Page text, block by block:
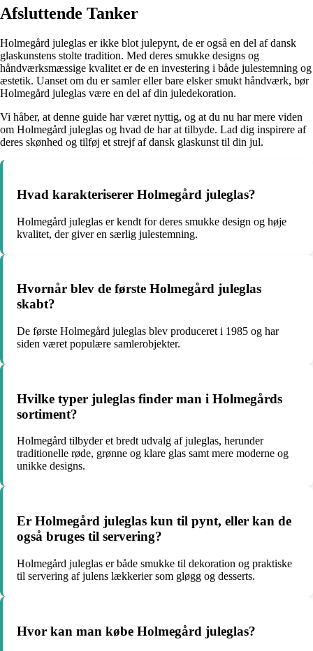
Afsluttende Tanker
Holmegård juleglas er ikke blot julepynt, de er også en del af dansk
glaskunstens stolte tradition. Med deres smukke designs og
håndværksmæssige kvalitet er de en investering i både julestemning og
æstetik. Uanset om du er samler eller bare elsker smukt håndværk, bør
Holmegård juleglas være en del af din juledekoration.
Vi håber, at denne guide har været nyttig, og at du nu har mere viden
om Holmegård juleglas og hvad de har at tilbyde. Lad dig inspirere af
deres skønhed og tilføj et strejf af dansk glaskunst til din jul.
Hvad karakteriserer Holmegård juleglas?
Holmegård juleglas er kendt for deres smukke design og høje
kvalitet, der giver en særlig julestemning.
Hvornår blev de første Holmegård juleglas
skabt?
De første Holmegård juleglas blev produceret i 1985 og har
siden været populære samlerobjekter.
Hvilke typer juleglas finder man i Holmegårds
sortiment?
Holmegård tilbyder et bredt udvalg af juleglas, herunder
traditionelle røde, grønne og klare glas samt mere moderne og
unikke designs.
Er Holmegård juleglas kun til pynt, eller kan de
også bruges til servering?
Holmegård juleglas er både smukke til dekoration og praktiske
til servering af julens lækkerier som gløgg og desserts.
Hvor kan man købe Holmegård juleglas?